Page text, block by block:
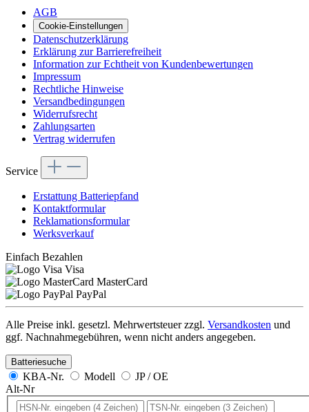
AGB
Cookie-Einstellungen
Datenschutzerklärung
Erklärung zur Barrierefreiheit
Information zur Echtheit von Kundenbewertungen
Impressum
Rechtliche Hinweise
Versandbedingungen
Widerrufsrecht
Zahlungsarten
Vertrag widerrufen
Service
Erstattung Batteriepfand
Kontaktformular
Reklamationsformular
Werksverkauf
Einfach Bezahlen
Visa
MasterCard
PayPal
Alle Preise inkl. gesetzl. Mehrwertsteuer zzgl. Versandkosten und
ggf. Nachnahmegebühren, wenn nicht anders angegeben.
Batteriesuche
KBA-Nr. Modell
JP / OE
Alt-Nr